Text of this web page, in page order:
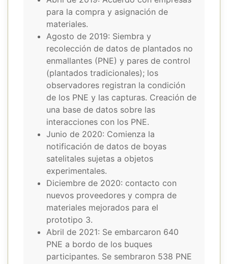
para la compra y asignación de
materiales.
Agosto de 2019: Siembra y
recolección de datos de plantados no
enmallantes (PNE) y pares de control
(plantados tradicionales); los
observadores registran la condición
de los PNE y las capturas. Creación de
una base de datos sobre las
interacciones con los PNE.
Junio de 2020: Comienza la
notificación de datos de boyas
satelitales sujetas a objetos
experimentales.
Diciembre de 2020: contacto con
nuevos proveedores y compra de
materiales mejorados para el
prototipo 3.
Abril de 2021: Se embarcaron 640
PNE a bordo de los buques
participantes. Se sembraron 538 PNE